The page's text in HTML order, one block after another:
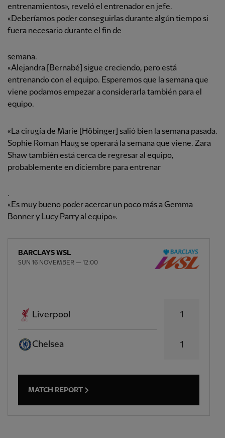
entrenamientos», reveló el entrenador en jefe.
«Deberíamos poder conseguirlas durante algún tiempo si
fuera necesario durante el fin de
semana.
«Alejandra [Bernabé] sigue creciendo, pero está
entrenando con el equipo. Esperemos que la semana que
viene podamos empezar a considerarla también para el
equipo.
«La cirugía de Marie [Höbinger] salió bien la semana pasada.
Sophie Roman Haug se operará la semana que viene. Zara
Shaw también está cerca de regresar al equipo,
probablemente en diciembre para entrenar
.
«Es muy bueno poder acercar un poco más a Gemma
Bonner y Lucy Parry al equipo».
BARCLAYS WSL
SUN 16 NOVEMBER — 12:00
Liverpool
Chelsea
1
1
MATCH REPORT